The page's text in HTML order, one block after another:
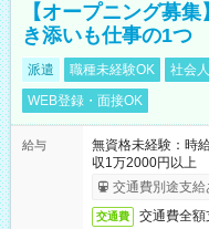
【オープニング募
き添いも仕事の1つ
派遣 職種未経験OK 社会
WEB登録・面接OK
給与
無資格未経験：
収1万2000円以上
交通費別途支給
交通費 交通費全額